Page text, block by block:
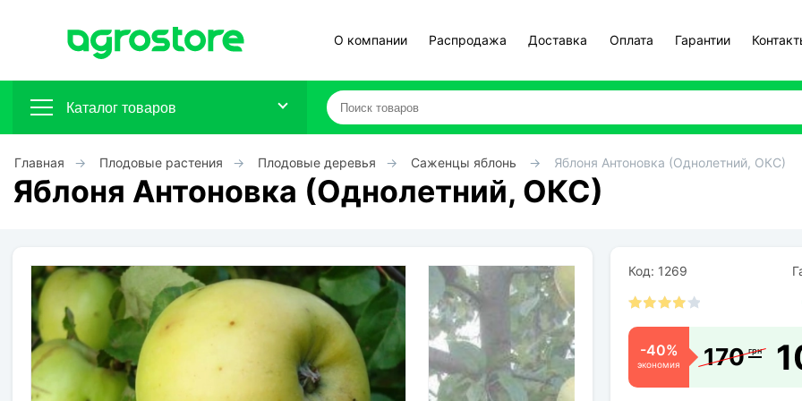
О компании Распродажа Доставка Оплата Гарантии
Каталог товаров
Плодовые кустарники
Декоративные растения
Цветы
Главная Плодовые растения Плодовые деревья Саженцы яблонь Яблоня Антоновка (Однолетний, ОКС)
Яблоня Антоновка (Однолетний, ОКС)
Код: 1269
-40%
экономия 170 грн